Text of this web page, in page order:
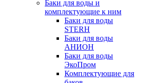
Баки для воды и
комплектующие к ним
Баки для воды
STERH
Баки для воды
АНИОН
Баки для воды
ЭкоПром
Комплектующие для